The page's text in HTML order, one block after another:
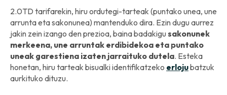
2.0TD tarifarekin, hiru ordutegi-tarteak (puntako unea, une
arrunta eta sakonunea) mantenduko dira. Ezin dugu aurrez
jakin zein izango den prezioa, baina badakigusakonunek
merkeena, une arruntak erdibidekoa eta puntako
uneak garestiena izaten jarraituko dutela. Esteka
honetan, hiru tarteak bisualki identifikatzeko erlojubatzuk
aurkituko dituzu.